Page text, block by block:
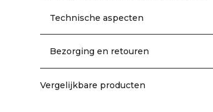
De shorts hebben een bedrukt reflecterend ICIW-
zijkant voor het bewaren van padelballen tijdens
de tailleband is elastisch voor extra comfort. De
optimale prestaties. 88% gerecycled polyester,
Technische aspecten
Bezorging en retouren
Vergelijkbare producten